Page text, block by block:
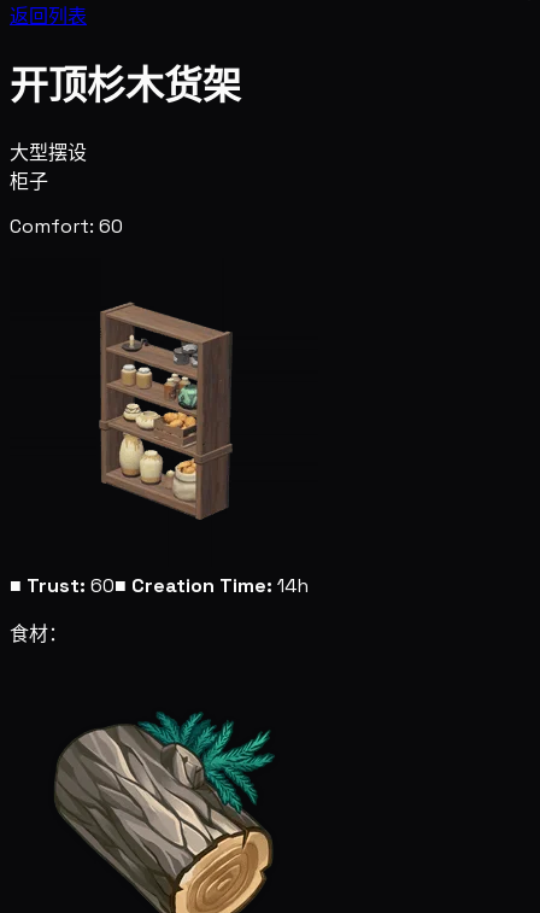
返回列表
开顶杉木货架
大型摆设
柜子
Comfort: 60
■ Trust: 60■ Creation Time: 14h
食材：